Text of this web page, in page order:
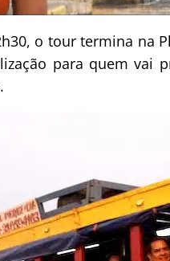
o tour termina na
para quem vai